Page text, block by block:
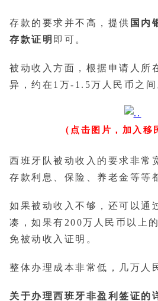
存款的要求并不高，提供 国内
存款证明 即可。
被动收入方面，根据申请人所
异，约在1万-1.5万人民币之间
（点击图片，加入移
西班牙队被动收入的要求非常
存款利息、保险、养老金等等
如果被动收入不够，还可以通
凑，如果有200万人民币以上
免被动收入证明。
整体办理成本非常低，几万人
关于办理西班牙非盈利签证的